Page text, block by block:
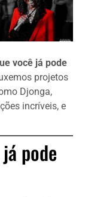
você já pode
projetos
Djonga,
incríveis, e
pode